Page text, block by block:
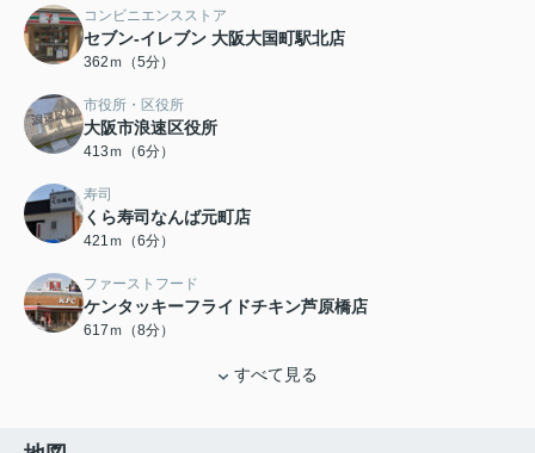
コンビニエンスストア
セブン-イレブン 大阪大国町駅北店
362ｍ（5分）
市役所・区役所
大阪市浪速区役所
413ｍ（6分）
寿司
くら寿司なんば元町店
421ｍ（6分）
ファーストフード
ケンタッキーフライドチキン芦原橋店
617ｍ（8分）
すべて見る